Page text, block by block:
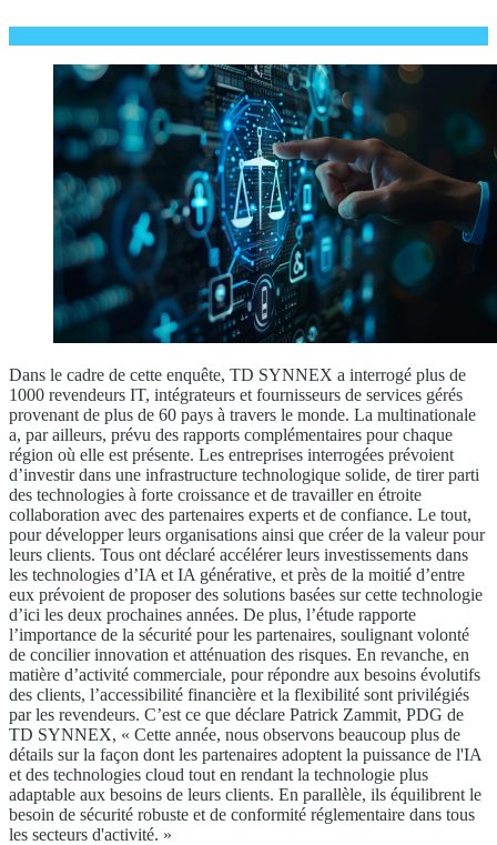
Dans le cadre de cette enquête, TD SYNNEX a interrogé plus de
1000 revendeurs IT, intégrateurs et fournisseurs de services gérés
provenant de plus de 60 pays à travers le monde. La multinationale
a, par ailleurs, prévu des rapports complémentaires pour chaque
région où elle est présente. Les entreprises interrogées prévoient
d’investir dans une infrastructure technologique solide, de tirer parti
des technologies à forte croissance et de travailler en étroite
collaboration avec des partenaires experts et de confiance. Le tout,
pour développer leurs organisations ainsi que créer de la valeur pour
leurs clients. Tous ont déclaré accélérer leurs investissements dans
les technologies d’IA et IA générative, et près de la moitié d’entre
eux prévoient de proposer des solutions basées sur cette technologie
d’ici les deux prochaines années. De plus, l’étude rapporte
l’importance de la sécurité pour les partenaires, soulignant volonté
de concilier innovation et atténuation des risques. En revanche, en
matière d’activité commerciale, pour répondre aux besoins évolutifs
des clients, l’accessibilité financière et la flexibilité sont privilégiés
par les revendeurs. C’est ce que déclare Patrick Zammit, PDG de
TD SYNNEX, « Cette année, nous observons beaucoup plus de
détails sur la façon dont les partenaires adoptent la puissance de l'IA
et des technologies cloud tout en rendant la technologie plus
adaptable aux besoins de leurs clients. En parallèle, ils équilibrent le
besoin de sécurité robuste et de conformité réglementaire dans tous
les secteurs d'activité. »